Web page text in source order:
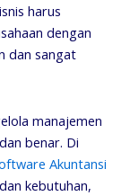
harus
dengan
dan sangat
manajemen
benar. Di
Akuntansi
kebutuhan,